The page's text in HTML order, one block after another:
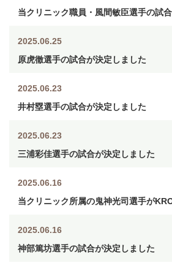
当クリニック職員・風間敏臣選手の試
2025.06.25
原虎徹選手の試合が決定しました
2025.06.23
井村塁選手の試合が決定しました
2025.06.23
三浦彩佳選手の試合が決定しました
2025.06.16
2025.06.16
神部篤坊選手の試合が決定しました